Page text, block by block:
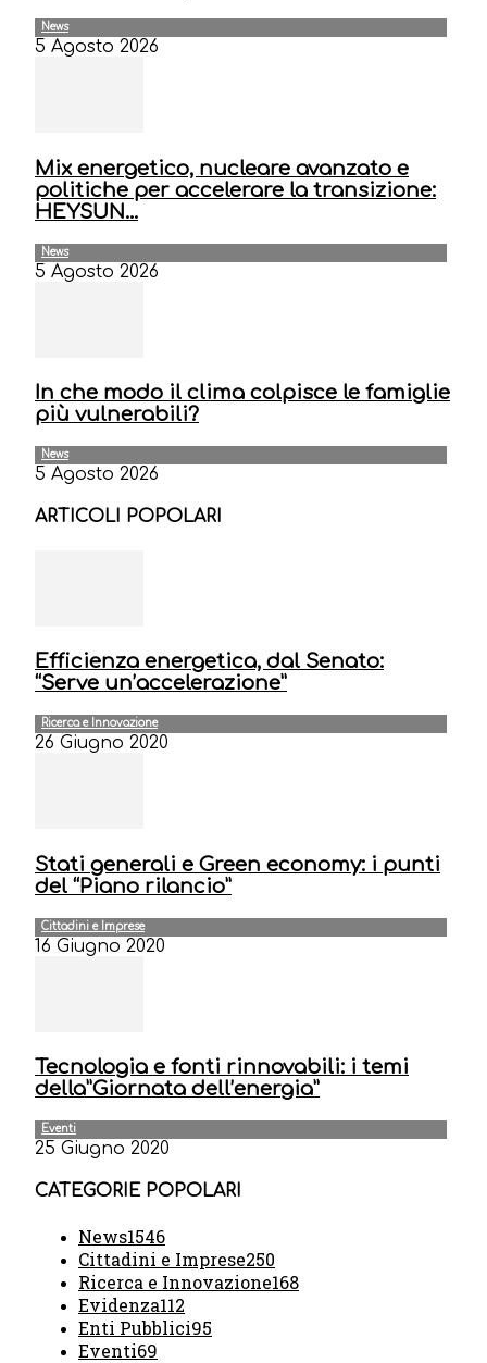
News
5 Agosto 2026
Mix energetico, nucleare avanzato e
politiche per accelerare la transizione:
HEYSUN...
News
5 Agosto 2026
In che modo il clima colpisce le famiglie
più vulnerabili?
News
5 Agosto 2026
ARTICOLI POPOLARI
Efficienza energetica, dal Senato:
“Serve un’accelerazione”
Ricerca e Innovazione
26 Giugno 2020
Stati generali e Green economy: i punti
del “Piano rilancio”
Cittadini e Imprese
16 Giugno 2020
Tecnologia e fonti rinnovabili: i temi
della”Giornata dell’energia”
Eventi
25 Giugno 2020
CATEGORIE POPOLARI
News1546
Cittadini e Imprese250
Ricerca e Innovazione168
Evidenza112
Enti Pubblici95
Eventi69